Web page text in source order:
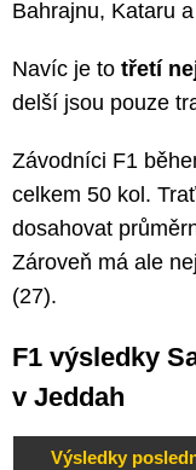
Bahrajnu, Kataru a
Navíc je to třetí
delší jsou pouze
Závodníci F1
celkem 50 kol.
dosahovat
Zároveň má ale
(27).
F1 výsledky
v Jeddah
Výsledky